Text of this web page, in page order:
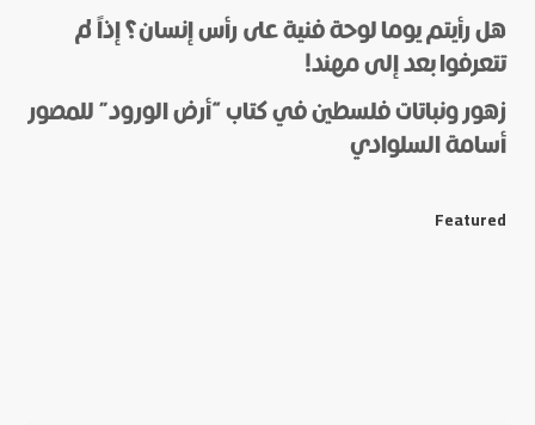
Name
*
E-mail
*
هل رأيتم يوما لوحة فنية على رأس إنسان؟ إذاً لم
تتعرفوا بعد إلى مهند!
زهور ونباتات فلسطين في كتاب “أرض الورود” للمصور
أسامة السلوادي
Featured